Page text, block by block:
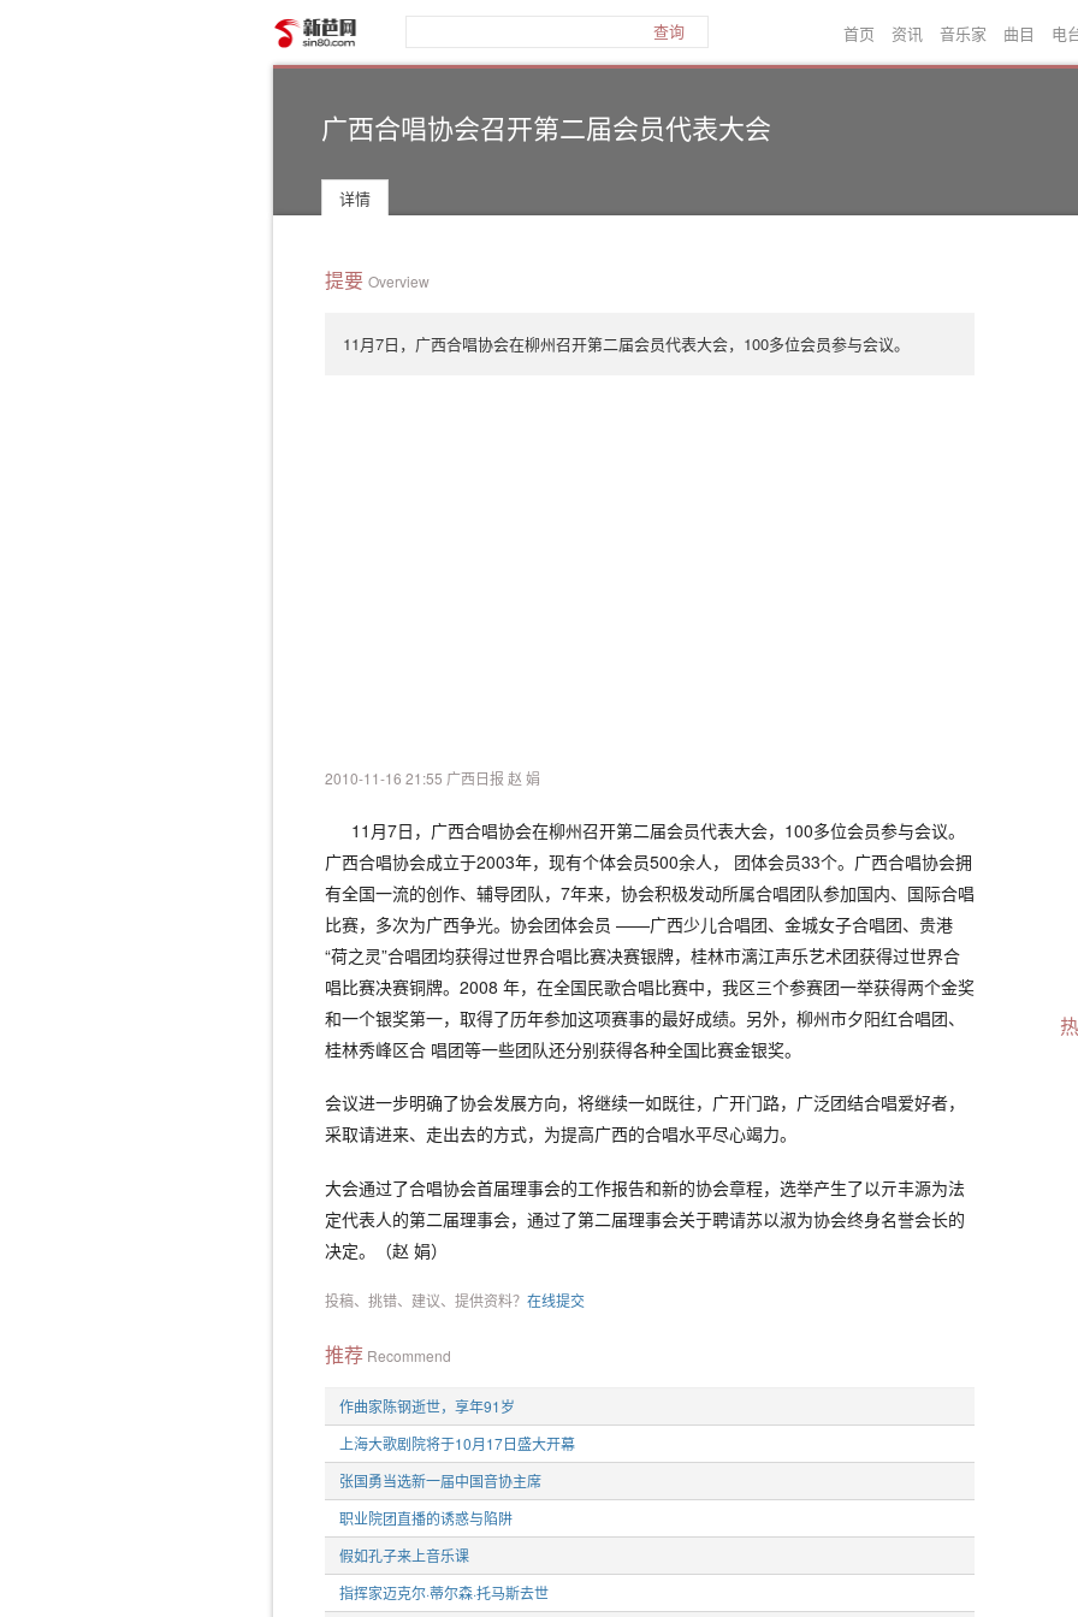
查询 首页 资讯 音乐家 曲目 电
广西合唱协会召开第二届会员代表大会
详情
提要 Overview
11月7日，广西合唱协会在柳州召开第二届会员代表大会，100多位会员参与会议。
2010-11-16 21:55 广西日报 赵 娟
11月7日，广西合唱协会在柳州召开第二届会员代表大会，100多位会员参与会议。
广西合唱协会成立于2003年，现有个体会员500余人， 团体会员33个。广西合唱协会拥
有全国一流的创作、辅导团队，7年来，协会积极发动所属合唱团队参加国内、国际合唱
比赛，多次为广西争光。协会团体会员 ——广西少儿合唱团、金城女子合唱团、贵港
“荷之灵”合唱团均获得过世界合唱比赛决赛银牌，桂林市漓江声乐艺术团获得过世界合
唱比赛决赛铜牌。2008 年，在全国民歌合唱比赛中，我区三个参赛团一举获得两个金奖
和一个银奖第一，取得了历年参加这项赛事的最好成绩。另外，柳州市夕阳红合唱团、
桂林秀峰区合 唱团等一些团队还分别获得各种全国比赛金银奖。
会议进一步明确了协会发展方向，将继续一如既往，广开门路，广泛团结合唱爱好者，
采取请进来、走出去的方式，为提高广西的合唱水平尽心竭力。
大会通过了合唱协会首届理事会的工作报告和新的协会章程，选举产生了以亓丰源为法
定代表人的第二届理事会，通过了第二届理事会关于聘请苏以淑为协会终身名誉会长的
决定。（赵 娟）
投稿、挑错、建议、提供资料？ 在线提交
推荐 Recommend
作曲家陈钢逝世，享年91岁
上海大歌剧院将于10月17日盛大开幕
张国勇当选新一届中国音协主席
职业院团直播的诱惑与陷阱
假如孔子来上音乐课
指挥家迈克尔·蒂尔森·托马斯去世